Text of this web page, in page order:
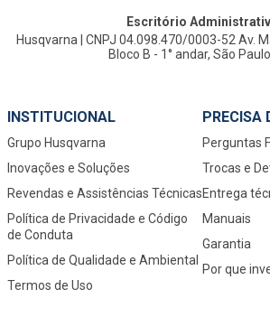
Escritório
Husqvarna | CNPJ 04.098.470/0003-52 Av.
Bloco B - 1° andar, São
INSTITUCIONAL
Grupo Husqvarna
Inovações e Soluções
Revendas e Assistências Técnicas
Política de Privacidade e Código
de Conduta
Política de Qualidade e Ambiental
Termos de Uso
PRECISA
Perguntas
Trocas e
Entrega
Manuais
Garantia
Por que